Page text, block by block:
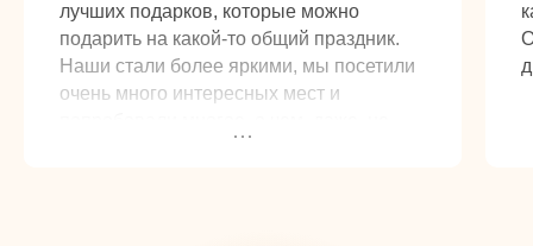
лучших подарков, которые можно
подарить на какой-то общий праздник.
Наши стали более яркими, мы посетили
очень много интересных мест и